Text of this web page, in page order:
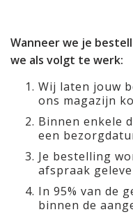
Wanneer we je
we als volgt te werk:
Wij laten jouw
ons magazijn
Binnen enkele
een
Je bestelling
afspraak
In 95% van de
binnen de